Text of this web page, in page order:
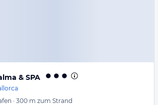
& SPA
· 300 m zum Strand